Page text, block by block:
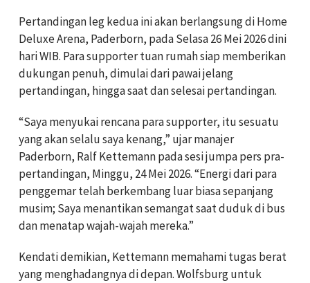
Pertandingan leg kedua ini akan berlangsung di Home
Deluxe Arena, Paderborn, pada Selasa 26 Mei 2026 dini
hari WIB. Para supporter tuan rumah siap memberikan
dukungan penuh, dimulai dari pawai jelang
pertandingan, hingga saat dan selesai pertandingan.
“Saya menyukai rencana para supporter, itu sesuatu
yang akan selalu saya kenang,” ujar manajer
Paderborn, Ralf Kettemann pada sesi jumpa pers pra-
pertandingan, Minggu, 24 Mei 2026. “Energi dari para
penggemar telah berkembang luar biasa sepanjang
musim; Saya menantikan semangat saat duduk di bus
dan menatap wajah-wajah mereka.”
Kendati demikian, Kettemann memahami tugas berat
yang menghadangnya di depan. Wolfsburg untuk